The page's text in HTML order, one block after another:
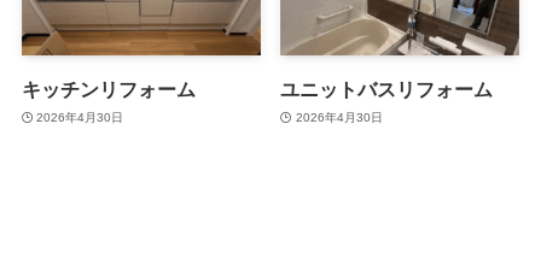
キッチンリフォーム
2026年4月30日
ユニットバスリフォーム
2026年4月30日